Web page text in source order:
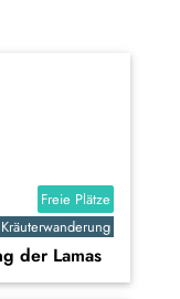
Freie Plätze
Kräuterwanderung
der Lamas